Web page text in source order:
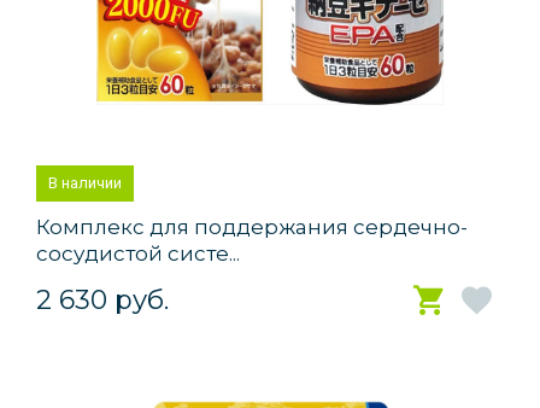
В наличии
Комплекс для поддержания сердечно-
сосудистой систе...
2 630 руб.